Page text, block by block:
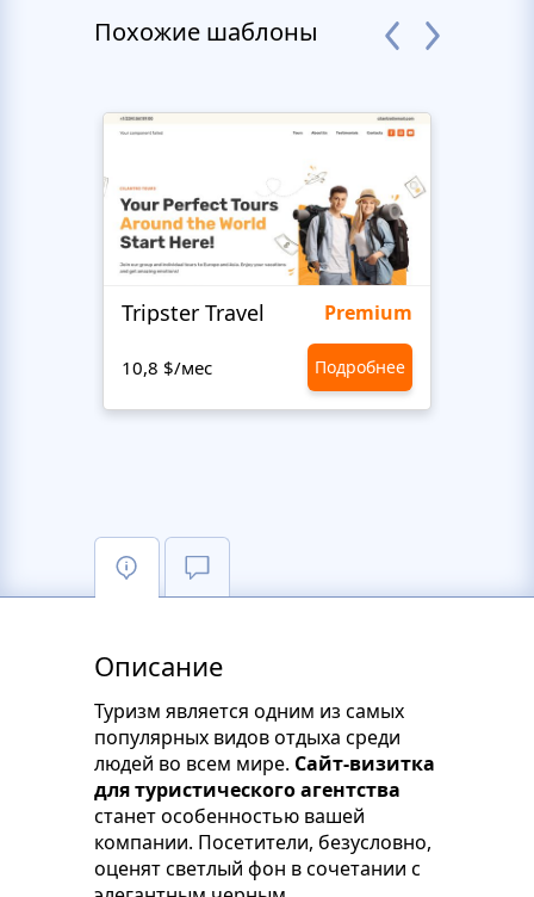
Похожие шаблоны
Tripster Travel Premium
10,8 $/мес Подробнее
Описание
Туризм является одним из самых
популярных видов отдыха среди
людей во всем мире. Сайт-визитка
для туристического агентства
станет особенностью вашей
компании. Посетители, безусловно,
оценят светлый фон в сочетании с